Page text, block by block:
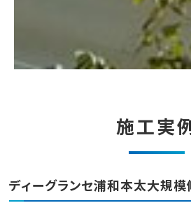
施工実
ディーグランセ浦和本太大規